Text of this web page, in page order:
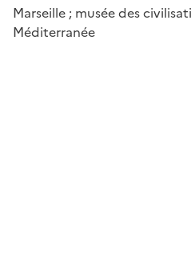
Marseille ; musée des
Méditerranée